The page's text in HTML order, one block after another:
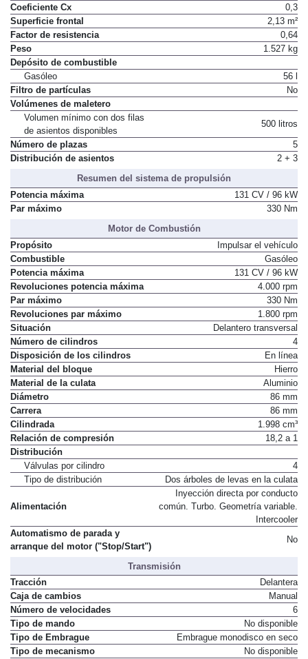
Coeficiente Cx
0,3
Superficie frontal
2,13 m²
Factor de resistencia
0,64
Peso
1.527 kg
Depósito de combustible
Gasóleo
56 l
Filtro de partículas
No
Volúmenes de maletero
Volumen mínimo con dos filas
de asientos disponibles
500 litros
Número de plazas
5
Distribución de asientos
2 + 3
Resumen del sistema de propulsión
Potencia máxima
131 CV / 96 kW
Par máximo
330 Nm
Motor de Combustión
Propósito
Impulsar el vehículo
Combustible
Gasóleo
Potencia máxima
131 CV / 96 kW
Revoluciones potencia máxima
4.000 rpm
Par máximo
330 Nm
Revoluciones par máximo
1.800 rpm
Situación
Delantero transversal
Número de cilindros
4
Disposición de los cilindros
En línea
Material del bloque
Hierro
Material de la culata
Aluminio
Diámetro
86 mm
Carrera
86 mm
Cilindrada
1.998 cm³
Relación de compresión
18,2 a 1
Distribución
Válvulas por cilindro
4
Tipo de distribución
Dos árboles de levas en la culata
Alimentación
Inyección directa por conducto
común. Turbo. Geometría variable.
Intercooler
Automatismo de parada y
arranque del motor ("Stop/Start")
No
Transmisión
Tracción
Delantera
Caja de cambios
Manual
Número de velocidades
6
Tipo de mando
No disponible
Tipo de Embrague
Embrague monodisco en seco
Tipo de mecanismo
No disponible